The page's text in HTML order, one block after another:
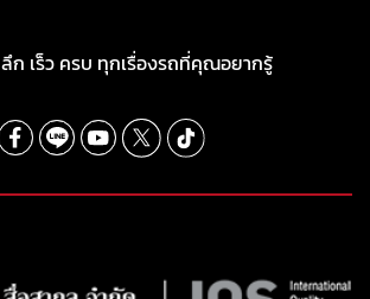
ลึก เร็ว ครบ ทุกเรื่องรถที่คุณอยากรู้